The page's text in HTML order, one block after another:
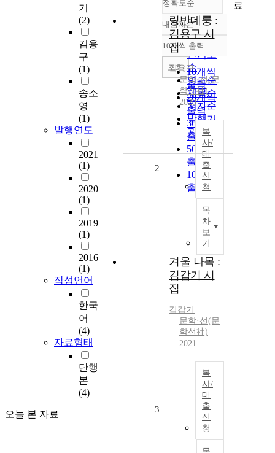
기
(2)
김용
구
(1)
송소
영
(1)
발행연도
2021
(1)
2020
(1)
2019
(1)
2016
(1)
작성언어
한국
어
(4)
자료형태
단행
본
(4)
오늘 본 자료
정확도순
정확도
순
인기도
순
연도순
제목순
저자순
발행기
관순
내림차순
내림차순
10개씩 출력
10개씩
출력
20개씩
출력
30개씩
출력
50개씩
출력
100개씩
출력
조회
링반데룽 :
김용구 시
집
김용구
문학·선(문
학선社)
2020
복
사/
대
출
신
청
목
차
보
기
2
겨울 나목 :
김갑기 시
집
김갑기
문학·선(문
학선社)
2021
복
사/
대
출
신
청
3
료